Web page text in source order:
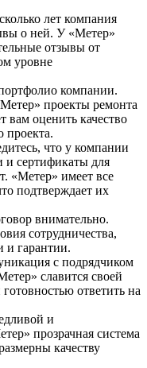
лет компания
о ней. У «Метер»
отзывы от
уровне
компании.
проекты ремонта
оценить качество
проекта.
что у компании
и сертификаты для
«Метер» имеет все
подтверждает их
внимательно.
сотрудничества,
и гарантии.
с подрядчиком
славится своей
ответить на
и
прозрачная система
качеству